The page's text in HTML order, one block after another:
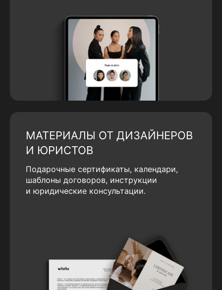
МАТЕРИАЛЫ ОТ ДИЗАЙНЕРОВ
И ЮРИСТОВ
Подарочные сертификаты, календари,
шаблоны договоров, инструкции
и юридические консультации.